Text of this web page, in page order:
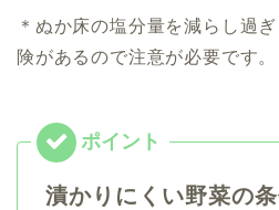
＊ぬか床の塩分量を減らし過ぎ
険があるので注意が必要です。
漬かりにくい野菜の